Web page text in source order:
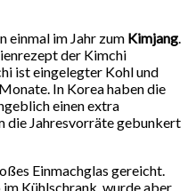
einmal im Jahr zum Kimjang.
der Kimchi
ist eingelegter Kohl und
In Korea haben die
einen extra
die Jahresvorräte gebunkert
Einmachglas gereicht.
Kühlschrank, wurde aber